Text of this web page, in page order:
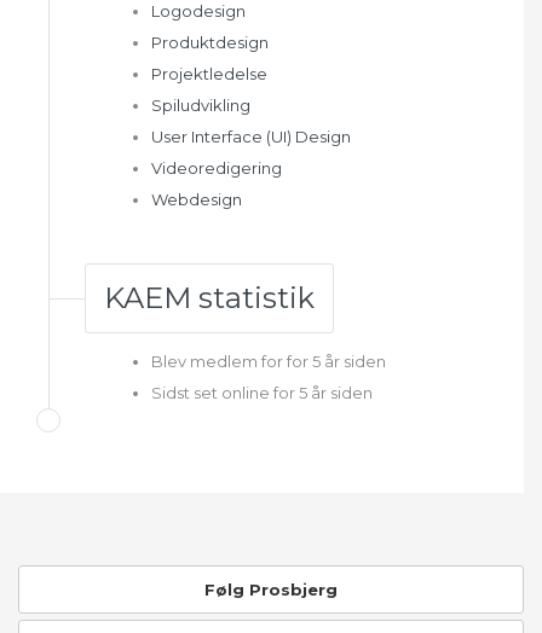
Logodesign
Produktdesign
Projektledelse
Spiludvikling
User Interface (UI) Design
Videoredigering
Webdesign
KAEM statistik
Blev medlem for for 5 år siden
Sidst set online for 5 år siden
Følg Prosbjerg